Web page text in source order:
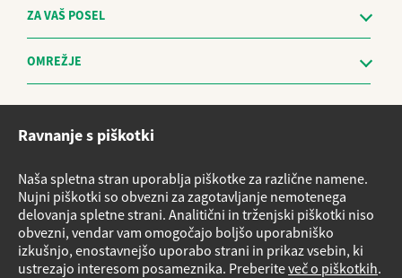
ZA VAŠ POSEL
OMREŽJE
Sistem za prijavo nepravilnosti in obravnavo prijaviteljev - The
Vloge za storitve
Načrt nujnih ukrepov v primeru izrednih razmer
Izvensodno reševanje potrošniških sporov
Ravnanje s piškotki
Naša spletna stran uporablja piškotke za različne namene.
Nujni piškotki so obvezni za zagotavljanje nemotenega
delovanja spletne strani. Analitični in trženjski piškotki niso
obvezni, vendar vam omogočajo boljšo uporabniško
izkušnjo, enostavnejšo uporabo strani in prikaz vsebin, ki
ustrezajo interesom posameznika. Preberiteveč o piškotkih.